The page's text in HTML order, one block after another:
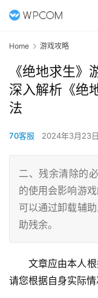
Home 游戏攻略
《绝地求生
深入解析《绝
法
70客服 2024年3月23
二、残余清除的
的使用会影响游
可以通过卸载辅
助残余。
文章应由本人
请您根据自身实际情